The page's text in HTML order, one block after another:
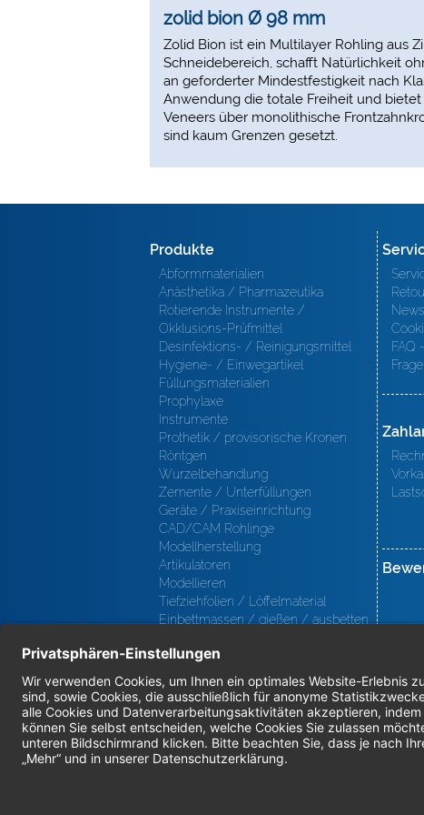
zolid bion Ø 98 mm
Zolid Bion ist ein Multilayer Rohling aus
Schneidebereich, schafft Natürlichkeit
an geforderter Mindestfestigkeit nach
Anwendung die totale Freiheit und
Veneers über monolithische
sind kaum Grenzen gesetzt.
Produkte
Abformmaterialien
Anästhetika / Pharmazeutika
Rotierende Instrumente /
Okklusions-Prüfmittel
Desinfektions- / Reinigungsmittel
Hygiene- / Einwegartikel
Füllungsmaterialien
Prophylaxe
Instrumente
Prothetik / provisorische Kronen
Röntgen
Wurzelbehandlung
Zemente / Unterfüllungen
Geräte / Praxiseinrichtung
CAD/CAM Rohlinge
Modellherstellung
Artikulatoren
Modellieren
Tiefziehfolien / Löffelmaterial
Einbettmassen / gießen / ausbetten
Oberfl ächenbearbeitung
Keramik
Verblendmaterialien
Instrumente
Kieferorthopädie / Klammerdrähte
Verschiedenes (Labor)
FAQ